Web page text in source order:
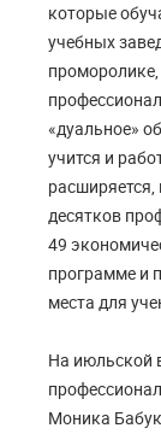
которые
учебных
«дуальное»
учится и
десятков
49
программе и
места для
На июльской
Моника